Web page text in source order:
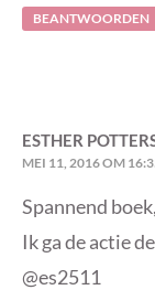
BEANTWOORDEN
ESTHER
MEI 11, 2016 OM
Spannend
Ik ga de actie
@es2511